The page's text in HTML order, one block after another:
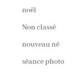
noël
Non classé
nouveau né
séance photo